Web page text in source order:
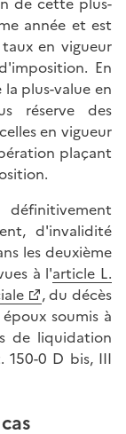
année et est
en vigueur
En
plus-value en
réserve des
en vigueur
plaçant
d'invalidité
les deuxième
à l'article L.
, du décès
soumis à
de liquidation
150-0 D bis, III